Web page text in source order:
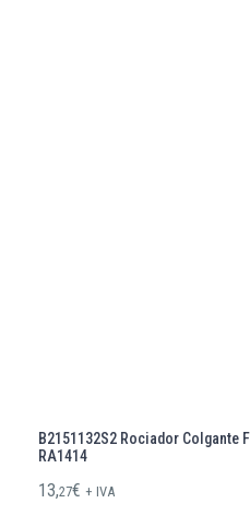
B2151132S2 Rociador Colgante
RA1414
13,27€ + IVA